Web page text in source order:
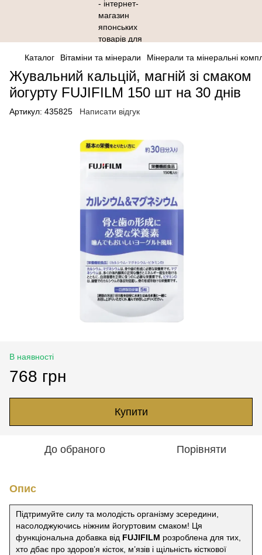
Каталог Вітаміни та мінерали Мінерали та мінеральні
Жувальний кальцій, магній зі смаком
йогурту FUJIFILM 150 шт на 30 днів
Артикул: 435825 Написати відгук
В наявності
768 грн
Купити
До обраного Порівняти
Опис
Підтримуйте силу та молодість організму зсередини,
насолоджуючись ніжним йогуртовим смаком! Ця
функціональна добавка від FUJIFILM розроблена для тих,
хто дбає про здоров’я кісток, м’язів і щільність кісткової